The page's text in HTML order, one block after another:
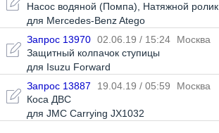
Насос водяной (Помпа)
Натяжной ролик
для Mercedes-Benz Atego
Запрос 13970 02.06.19 / 15:24
Москва
Защитный колпачок ступицы
для Isuzu Forward
Запрос 13887 19.04.19 / 05:59
Москва
Коса ДВС
для JMC Carrying JX1032